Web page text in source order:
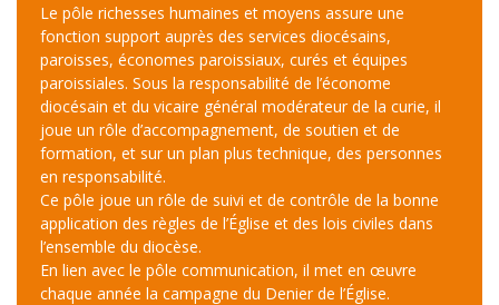
Le pôle richesses humaines et moyens assure une
fonction support auprès des services diocésains,
paroisses, économes paroissiaux, curés et équipes
paroissiales. Sous la responsabilité de l’économe
diocésain et du vicaire général modérateur de la curie, il
joue un rôle d’accompagnement, de soutien et de
formation, et sur un plan plus technique, des personnes
en responsabilité.
Ce pôle joue un rôle de suivi et de contrôle de la bonne
application des règles de l’Église et des lois civiles dans
l’ensemble du diocèse.
En lien avec le pôle communication, il met en œuvre
chaque année la campagne du Denier de l’Église.